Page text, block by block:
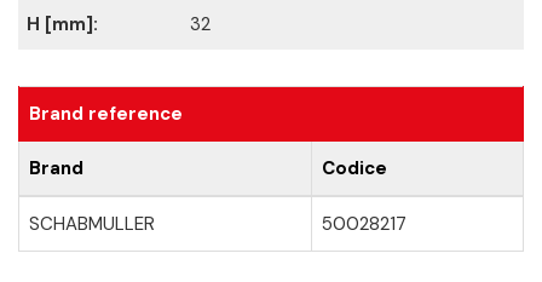
H [mm]: 32
Brand reference
Brand Codice
SCHABMULLER 50028217